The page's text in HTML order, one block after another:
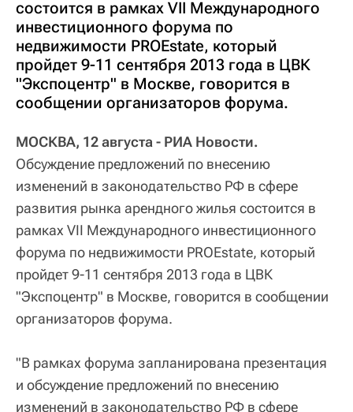
состоится в рамках VII Международного
инвестиционного форума по
недвижимости PROEstate, который
пройдет 9-11 сентября 2013 года в ЦВК
"Экспоцентр" в Москве, говорится в
сообщении организаторов форума.
МОСКВА, 12 августа - РИА Новости.
Обсуждение предложений по внесению
изменений в законодательство РФ в сфере
развития рынка арендного жилья состоится в
рамках VII Международного инвестиционного
форума по недвижимости PROEstate, который
пройдет 9-11 сентября 2013 года в ЦВК
"Экспоцентр" в Москве, говорится в сообщении
организаторов форума.
"В рамках форума запланирована презентация
и обсуждение предложений по внесению
изменений в законодательство РФ в сфере